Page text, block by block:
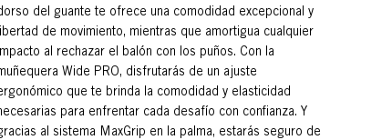
del guante te ofrece una comodidad excepcional y
de movimiento, mientras que amortigua cualquier
al rechazar el balón con los puños. Con la
Wide PRO, disfrutarás de un ajuste
que te brinda la comodidad y elasticidad
para enfrentar cada desafío con confianza. Y
al sistema MaxGrip en la palma, estarás seguro de